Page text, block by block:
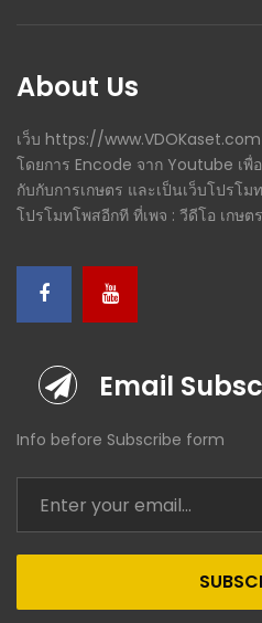
About Us
เว็บ https://www.VDOKaset.com
โดยการ Encode จาก Youtube เพื่
กับกับการเกษตร และเป็นเว็บโปรโ
โปรโมทโพสอีกที ที่เพจ : วีดีโอ เกษตร
Email
Info before Subscribe form